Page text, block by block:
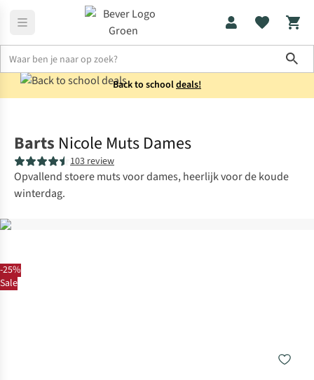
Back to schooldeals!
-25%
Sale
Barts Nicole Muts Dames
103 review
Opvallend stoere muts voor dames, heerlijk voor de koude
winterdag.